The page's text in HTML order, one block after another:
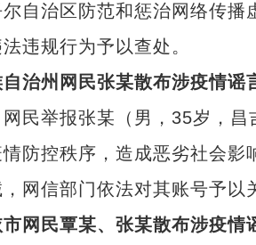
自治区防范和惩治网络传
违规行为予以查处。
州网民张某散布涉疫情谣
举报张某（男，35岁，昌
防控秩序，造成恶劣社会
网信部门依法对其账号予以
民覃某、张某散布涉疫情